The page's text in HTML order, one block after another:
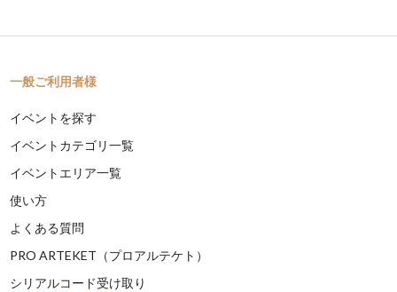
一般ご利用者様
イベントを探す
イベントカテゴリ一覧
イベントエリア一覧
使い方
よくある質問
PRO ARTEKET（プロアルテケト）
シリアルコード受け取り